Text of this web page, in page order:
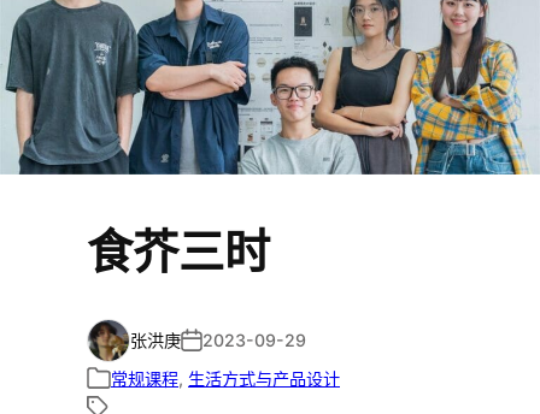
食芥三时
张洪庚
2023-09-29
常规课程, 生活方式与产品设计